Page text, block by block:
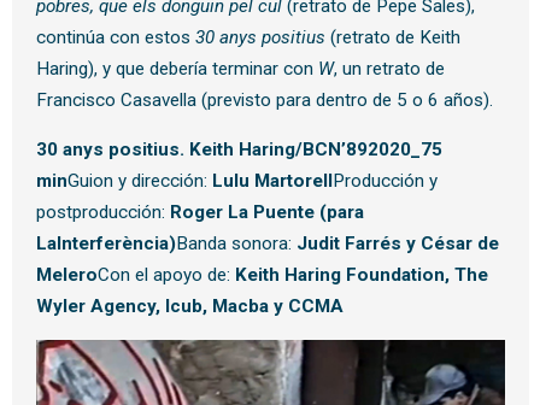
pobres, que els donguin pel cul (retrato de Pepe Sales),
continúa con estos 30 anys positius (retrato de Keith
Haring), y que debería terminar con W, un retrato de
Francisco Casavella (previsto para dentro de 5 o 6 años).
30 anys positius. Keith Haring/BCN’892020_75
minGuion y dirección: Lulu MartorellProducción y
postproducción: Roger La Puente (para
LaInterferència)Banda sonora: Judit Farrés y César de
MeleroCon el apoyo de: Keith Haring Foundation, The
Wyler Agency, Icub, Macba y CCMA